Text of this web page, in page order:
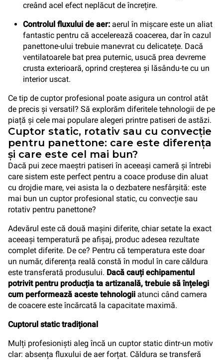
creând acel efect neplăcut de încrețire.
Controlul fluxului de aer: aerul în mișcare este un aliat
fantastic pentru că accelerează coacerea, dar în cazul
panettone-ului trebuie manevrat cu delicatețe. Dacă
ventilatoarele bat prea puternic, usucă prea devreme
crusta exterioară, oprind creșterea și lăsându-te cu un
interior uscat.
Ce tip de cuptor profesional poate asigura un control atât
de precis și versatil? Să explorăm diferitele tehnologii de pe
piață și cele mai populare alegeri printre patiseri de astăzi.
Cuptor static, rotativ sau cu convecție
pentru panettone: care este diferența
și care este cel mai bun?
Dacă pui zece maeștri patiseri în aceeași cameră și întrebi
care sistem este perfect pentru a coace produse din aluat
cu drojdie mare, vei asista la o dezbatere nesfârșită: este
mai bun un cuptor profesional static, cu convecție sau
rotativ pentru panettone?
Adevărul este că două mașini diferite, chiar setate la exact
aceeași temperatură pe afișaj, produc adesea rezultate
complet diferite. De ce? Pentru că temperatura este doar
un număr, diferența reală constă în modul în care căldura
este transferată produsului. Dacă cauți echipamentul
potrivit pentru producția ta artizanală, trebuie să înțelegi
cum performează aceste tehnologii atunci când camera
de coacere este încărcată la capacitate maximă.
Cuptorul static tradițional
Mulți profesioniști aleg încă un cuptor static dintr-un motiv
clar: absența fluxului de aer forțat. Căldura se transferă